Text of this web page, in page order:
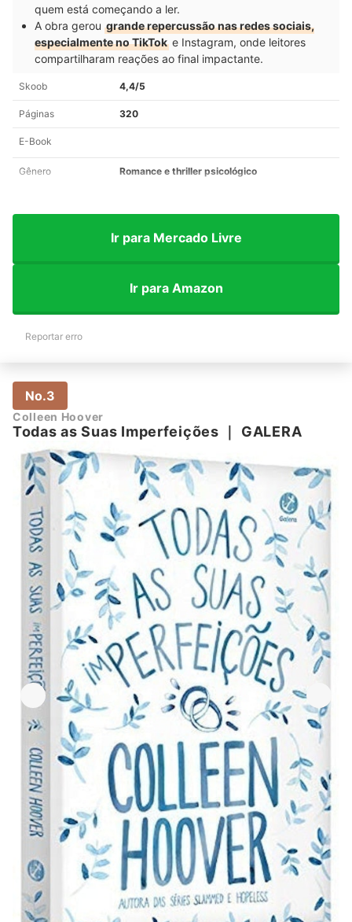
quem está começando a ler.
A obra gerou grande repercussão nas redes sociais,
especialmente no TikTok e Instagram, onde leitores
compartilharam reações ao final impactante.
Skoob 4,4/5
Páginas 320
E-Book
Gênero Romance e thriller psicológico
Ir para Mercado Livre
Ir para Amazon
Reportar erro
No.3
Colleen Hoover
Todas as Suas Imperfeições GALERA